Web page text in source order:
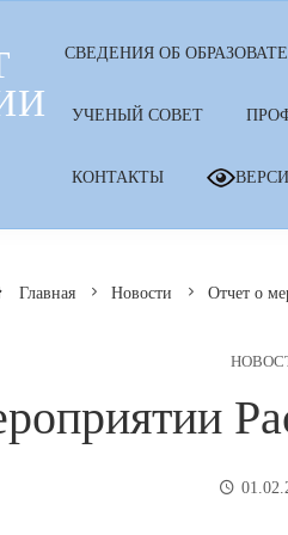
СВЕДЕНИЯ ОБ
УЧЕНЫЙ СОВЕТ
КОНТАКТЫ
Главная Новости Отчет о